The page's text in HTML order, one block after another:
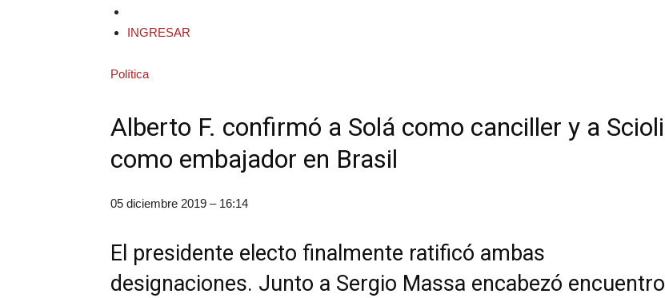
INGRESAR
Política
Alberto F. confirmó a Solá como canciller y a Scioli
como embajador en Brasil
05 diciembre 2019 – 16:14
El presidente electo finalmente ratificó ambas
designaciones. Junto a Sergio Massa encabezó encuentro